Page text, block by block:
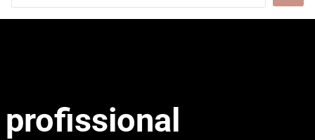
profissional